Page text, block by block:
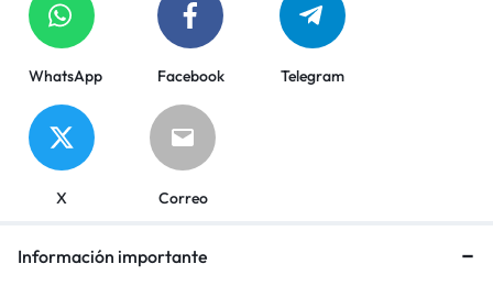
WhatsApp Facebook Telegram
X Correo
Información importante